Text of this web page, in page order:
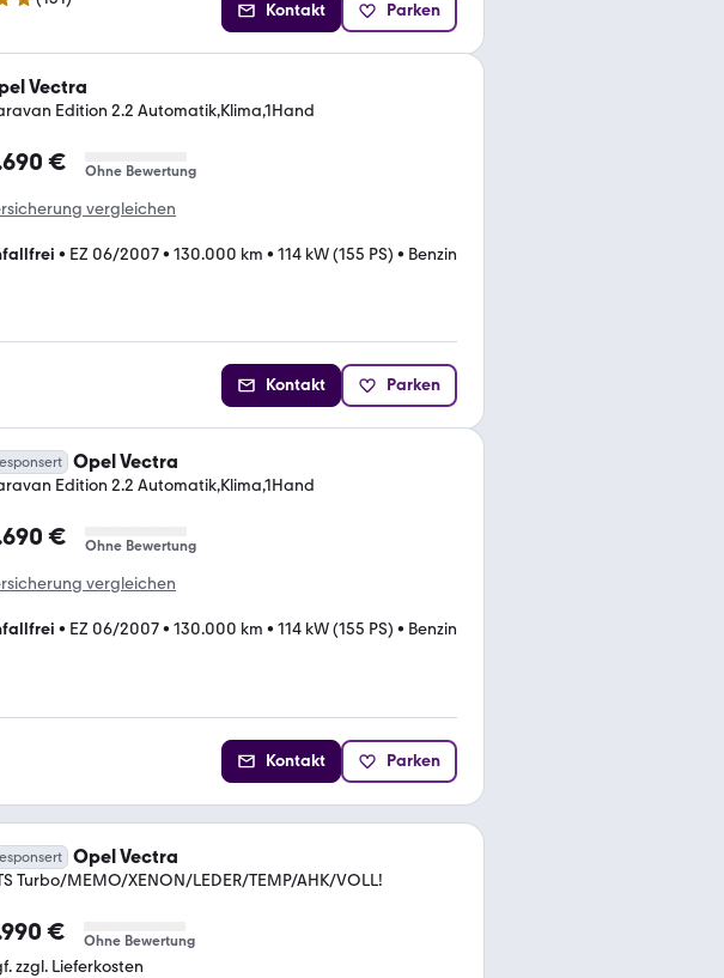
Kontakt Parken
Vectra
Edition 2.2 Automatik,Klima,1Hand
€ Ohne Bewertung
vergleichen
• EZ 06/2007• 130.000 km • 114 kW (155 PS) • Benzin
Kontakt Parken
Opel Vectra
Edition 2.2 Automatik,Klima,1Hand
€ Ohne Bewertung
vergleichen
• EZ 06/2007• 130.000 km • 114 kW (155 PS) • Benzin
Kontakt Parken
Opel Vectra
Turbo/MEMO/XENON/LEDER/TEMP/AHK/VOLL!
€ Ohne Bewertung
zzgl. Lieferkosten